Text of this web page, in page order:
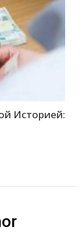
Историей: